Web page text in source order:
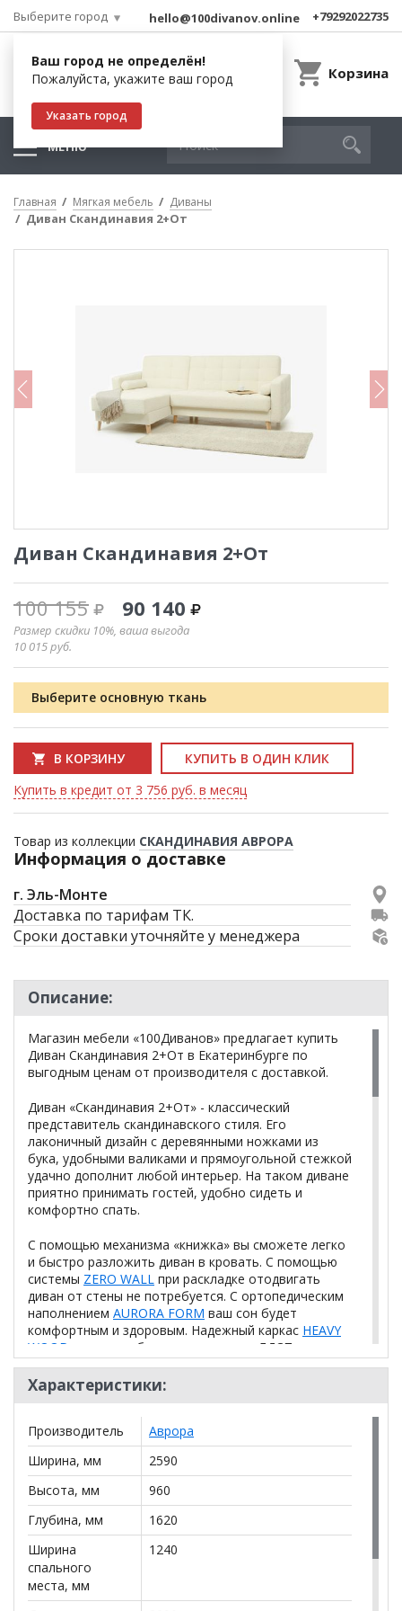
Выберите город
Ваш город не определён!
Пожалуйста, укажите ваш город
Указать город
hello@100divanov.online +79292022735
Корзина
МЕНЮ
Главная Мягкая мебель Диваны
Диван Скандинавия 2+От
Диван Скандинавия 2+От
100 155 90 140
Размер скидки 10%, ваша выгода
10 015руб.
Выберите основную ткань
В КОРЗИНУ
КУПИТЬ В ОДИН КЛИК
Купить в кредит от 3 756 руб. в месяц
Товар из коллекции СКАНДИНАВИЯ АВРОРА
Информация о доставке
г. Эль-Монте
Доставка по тарифам ТК.
Сроки доставки уточняйте у менеджера
Описание:
Магазин мебели «100Диванов» предлагает купить
Диван Скандинавия 2+От в Екатеринбурге по
выгодным ценам от производителя с доставкой.
Диван «Скандинавия 2+От» - классический
представитель скандинавского стиля. Его
лаконичный дизайн с деревянными ножками из
бука, удобными валиками и прямоугольной стежкой
удачно дополнит любой интерьер. На таком диване
приятно принимать гостей, удобно сидеть и
комфортно спать.
С помощью механизма «книжка» вы сможете легко
и быстро разложить диван в кровать. С помощью
системы ZERO WALL при раскладке отодвигать
диван от стены не потребуется. С ортопедическим
наполнением AURORA FORM ваш сон будет
комфортным и здоровым. Надежный каркас HEAVY
WOOD
выполнен без использования ЛДСП.
Уникальная система SOFT LINE не только придает
визуальный стиль, но и обеспечивает пышность и
мягкость форм, минимизируя растяжение ткани.
Под посадочным местом дивана расположено
просторное место для хранения.
Механизм Книжка
Наполнение
Независимый пружинный блок
(НПБ)
Каркас
Диваны по
Диваны для сна
Характеристики:
Производитель
Аврора
Ширина, мм
2590
Высота, мм
960
Глубина, мм
1620
Ширина
спального
места, мм
1240